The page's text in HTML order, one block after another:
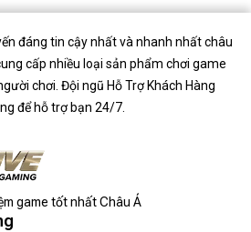
đáng tin cậy nhất và nhanh nhất châu
cấp nhiều loại sản phẩm chơi game
chơi. Đội ngũ Hỗ Trợ Khách Hàng
để hỗ trợ bạn 24/7.
game tốt nhất Châu Á